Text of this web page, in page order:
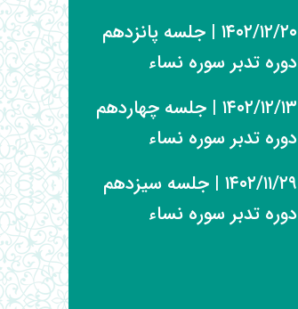
۱۴۰۲/۱۲/۲۰ | جلسه پانزدهم
دوره تدبر سوره نساء
۱۴۰۲/۱۲/۱۳ | جلسه چهاردهم
دوره تدبر سوره نساء
۱۴۰۲/۱۱/۲۹ | جلسه سیزدهم
دوره تدبر سوره نساء